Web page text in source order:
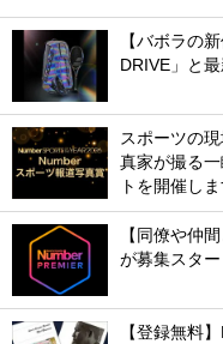
【バボラの
DRIVE」と
スポーツの
真家が撮る
トを開催し
【同僚や仲
が募集スター
【登録無料